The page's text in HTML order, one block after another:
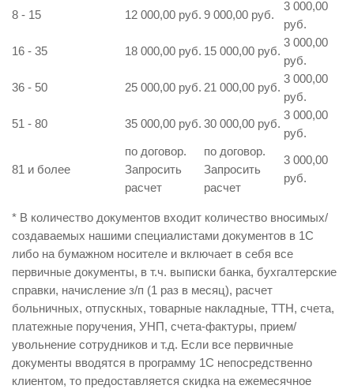
8 - 15 12 000,00 руб. 9 000,00 руб.
3 000,00
руб.
16 - 35
18 000,00 руб. 15 000,00 руб.
3 000,00
руб.
36 - 50
25 000,00 руб. 21 000,00 руб.
3 000,00
руб.
51 - 80
35 000,00 руб. 30 000,00 руб.
3 000,00
руб.
81 и более
по договор.
Запросить
расчет
по договор.
Запросить
расчет
3 000,00
руб.
* В количество документов входит количество вносимых/
создаваемых нашими специалистами документов в 1С
либо на бумажном носителе и включает в себя все
первичные документы, в т.ч. выписки банка, бухгалтерские
справки, начисление з/п (1 раз в месяц), расчет
больничных, отпускных, товарные накладные, ТТН, счета,
платежные поручения, УНП, счета-фактуры, прием/
увольнение сотрудников и т.д. Если все первичные
документы вводятся в программу 1С непосредственно
клиентом, то предоставляется скидка на ежемесячное